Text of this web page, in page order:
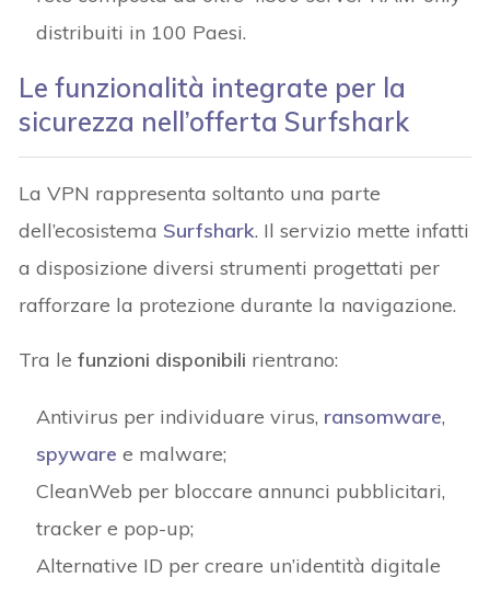
distribuiti in 100 Paesi.
Le funzionalità integrate per la
sicurezza nell’offerta Surfshark
La VPN rappresenta soltanto una parte
dell’ecosistema Surfshark. Il servizio mette infatti
a disposizione diversi strumenti progettati per
rafforzare la protezione durante la navigazione.
Tra lefunzioni disponibili rientrano:
Antivirus per individuare virus, ransomware,
spyware e malware;
CleanWeb per bloccare annunci pubblicitari,
tracker e pop-up;
Alternative ID per creare un’identità digitale